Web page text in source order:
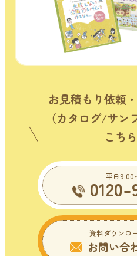
お見積もり依頼
（カタログ/サン
こち
平日9:00
資料ダウンロ
お問い合